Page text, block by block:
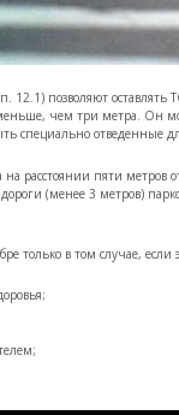
12.1) позволяют оставлять
чем три метра. Он
специально отведенные
на расстоянии пяти
(менее 3 метров)
только в том случае,